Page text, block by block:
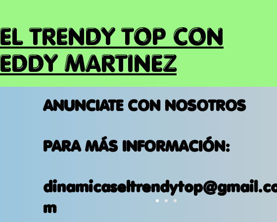
EL TRENDY TOP CON
EDDY MARTINEZ
ANUNCIATE CON NOSOTROS
PARA MÁS INFORMACIÓN:
m